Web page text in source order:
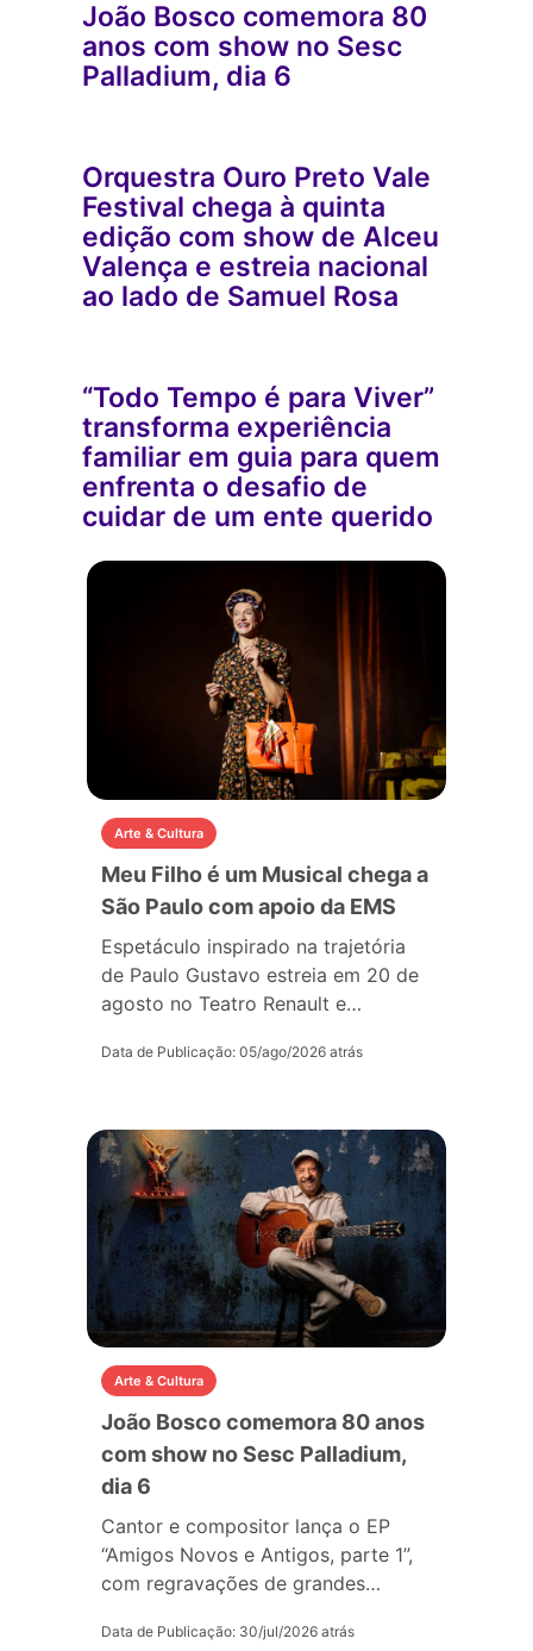
João Bosco comemora 80
anos com show no Sesc
Palladium, dia 6
Orquestra Ouro Preto Vale
Festival chega à quinta
edição com show de Alceu
Valença e estreia nacional
ao lado de Samuel Rosa
“Todo Tempo é para Viver”
transforma experiência
familiar em guia para quem
enfrenta o desafio de
cuidar de um ente querido
Arte & Cultura
Meu Filho é um Musical chega a
São Paulo com apoio da EMS
Espetáculo inspirado na trajetória
de Paulo Gustavo estreia em 20 de
agosto no Teatro Renault e…
Data de Publicação: 05/ago/2026 atrás
Arte & Cultura
João Bosco comemora 80 anos
com show no Sesc Palladium,
dia 6
Cantor e compositor lança o EP
“Amigos Novos e Antigos, parte 1”,
com regravações de grandes…
Data de Publicação: 30/jul/2026 atrás